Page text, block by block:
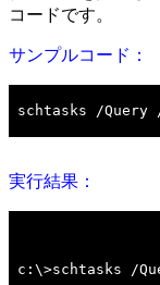
コードです。
サンプルコード：
実行結果：